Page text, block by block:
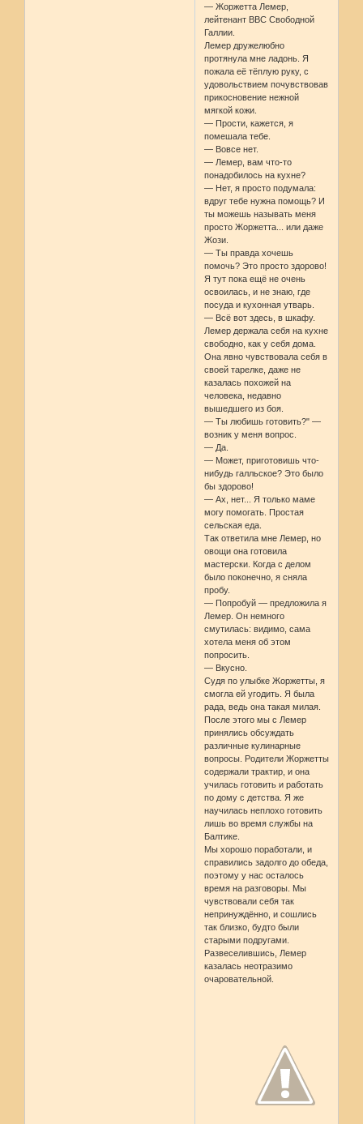
— Жоржетта Лемер,
лейтенант ВВС Свободной
Галлии.
Лемер дружелюбно
протянула мне ладонь. Я
пожала её тёплую руку, с
удовольствием почувствовав
прикосновение нежной
мягкой кожи.
— Прости, кажется, я
помешала тебе.
— Вовсе нет.
— Лемер, вам что-то
понадобилось на кухне?
— Нет, я просто подумала:
вдруг тебе нужна помощь? И
ты можешь называть меня
просто Жоржетта... или даже
Жози.
— Ты правда хочешь
помочь? Это просто здорово!
Я тут пока ещё не очень
освоилась, и не знаю, где
посуда и кухонная утварь.
— Всё вот здесь, в шкафу.
Лемер держала себя на кухне
свободно, как у себя дома.
Она явно чувствовала себя в
своей тарелке, даже не
казалась похожей на
человека, недавно
вышедшего из боя.
— Ты любишь готовить?" —
возник у меня вопрос.
— Да.
— Может, приготовишь что-
нибудь галльское? Это было
бы здорово!
— Ах, нет... Я только маме
могу помогать. Простая
сельская еда.
Так ответила мне Лемер, но
овощи она готовила
мастерски. Когда с делом
было поконечно, я сняла
пробу.
— Попробуй — предложила я
Лемер. Он немного
смутилась: видимо, сама
хотела меня об этом
попросить.
— Вкусно.
Судя по улыбке Жоржетты, я
смогла ей угодить. Я была
рада, ведь она такая милая.
После этого мы с Лемер
принялись обсуждать
различные кулинарные
вопросы. Родители Жоржетты
содержали трактир, и она
училась готовить и работать
по дому с детства. Я же
научилась неплохо готовить
лишь во время службы на
Балтике.
Мы хорошо поработали, и
справились задолго до обеда,
поэтому у нас осталось
время на разговоры. Мы
чувствовали себя так
непринуждённо, и сошлись
так близко, будто были
старыми подругами.
Развеселившись, Лемер
казалась неотразимо
очаровательной.